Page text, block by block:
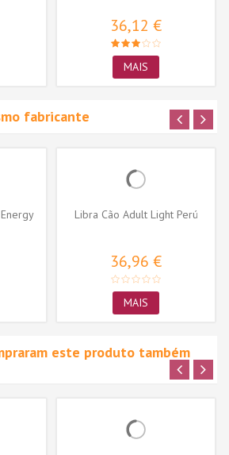
36,12 €
MAIS
fabricante
Libra Cão Adult Light Perú
36,96 €
MAIS
este produto também